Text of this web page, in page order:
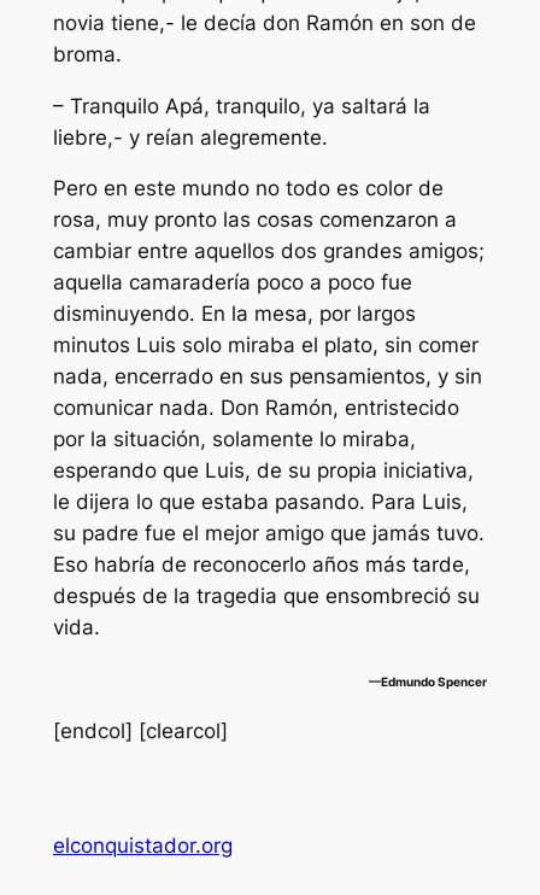
novia tiene,- le decía don Ramón en son de
broma.
– Tranquilo Apá, tranquilo, ya saltará la
liebre,- y reían alegremente.
Pero en este mundo no todo es color de
rosa, muy pronto las cosas comenzaron a
cambiar entre aquellos dos grandes amigos;
aquella camaradería poco a poco fue
disminuyendo. En la mesa, por largos
minutos Luis solo miraba el plato, sin comer
nada, encerrado en sus pensamientos, y sin
comunicar nada. Don Ramón, entristecido
por la situación, solamente lo miraba,
esperando que Luis, de su propia iniciativa,
le dijera lo que estaba pasando. Para Luis,
su padre fue el mejor amigo que jamás tuvo.
Eso habría de reconocerlo años más tarde,
después de la tragedia que ensombreció su
vida.
—Edmundo Spencer
[endcol] [clearcol]
elconquistador.org